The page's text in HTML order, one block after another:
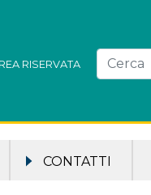
RISERVATA
CONTATTI